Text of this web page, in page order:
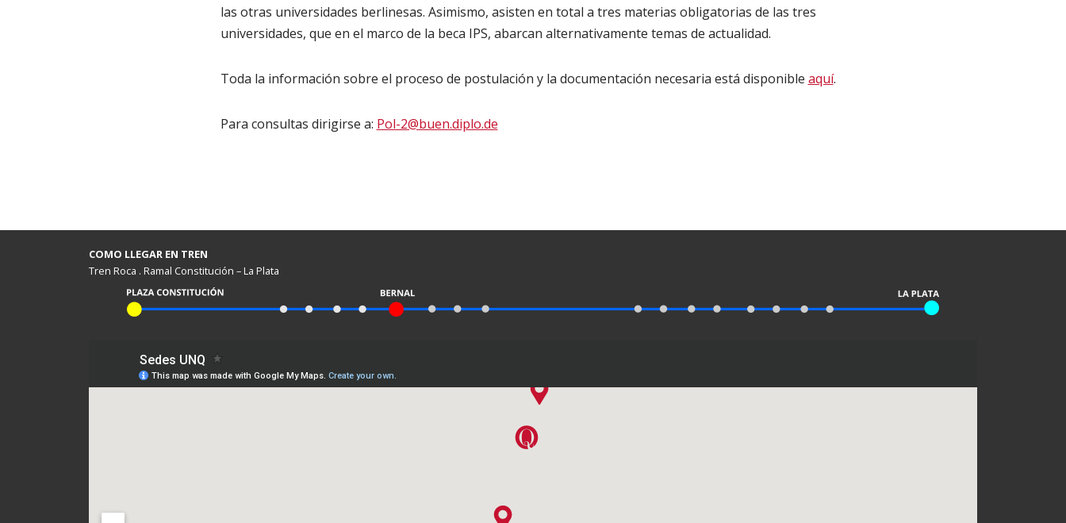
las otras universidades berlinesas. Asimismo, asisten en total a tres materias obligatorias de las tres
universidades, que en el marco de la beca IPS, abarcan alternativamente temas de actualidad.
Toda la información sobre el proceso de postulación y la documentación necesaria está disponible aquí.
Para consultas dirigirse a: Pol-2@buen.diplo.de
COMO LLEGAR EN TREN
Tren Roca . Ramal Constitución – La Plata